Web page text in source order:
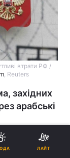
втрати РФ /
, Reuters
західних
арабські
Реклама
ЛАЙТ